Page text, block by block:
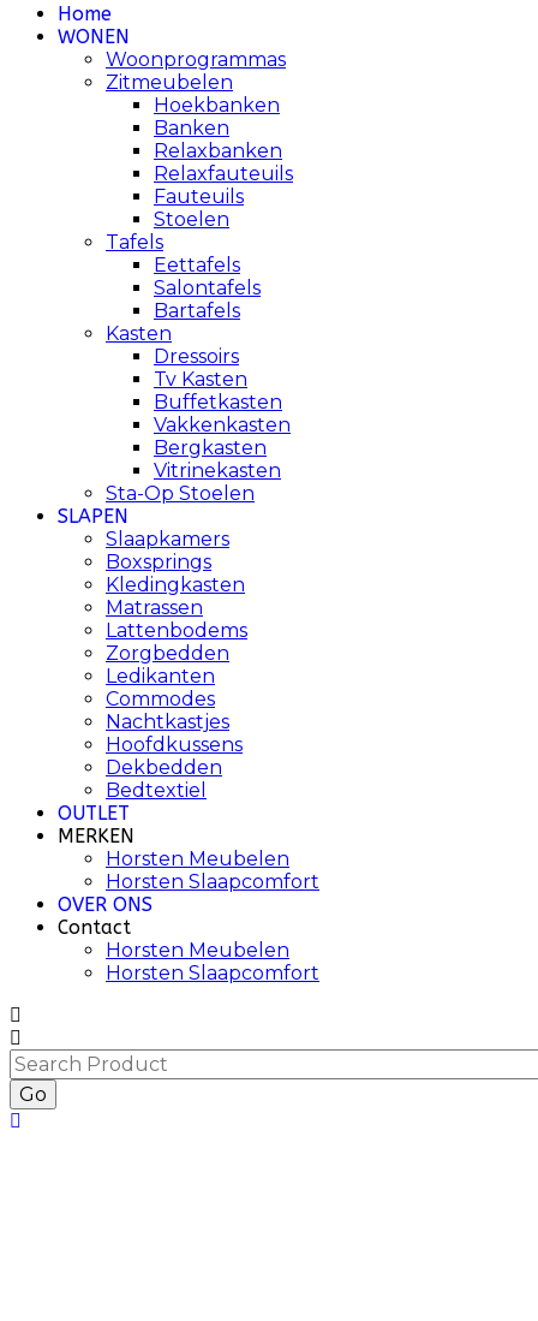
Home
WONEN
Woonprogrammas
Zitmeubelen
Hoekbanken
Banken
Relaxbanken
Relaxfauteuils
Fauteuils
Stoelen
Tafels
Eettafels
Salontafels
Bartafels
Kasten
Dressoirs
Tv Kasten
Buffetkasten
Vakkenkasten
Bergkasten
Vitrinekasten
Sta-Op Stoelen
SLAPEN
Slaapkamers
Boxsprings
Kledingkasten
Matrassen
Lattenbodems
Zorgbedden
Ledikanten
Commodes
Nachtkastjes
Hoofdkussens
Dekbedden
Bedtextiel
OUTLET
MERKEN
Horsten Meubelen
Horsten Slaapcomfort
OVER ONS
Contact
Horsten Meubelen
Horsten Slaapcomfort